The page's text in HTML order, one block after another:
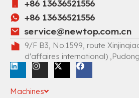
+86 13636521556
+86 13636521556
service@newtop.com.cn
9/F B3, No.1599, route
d'affaires international)
Machines